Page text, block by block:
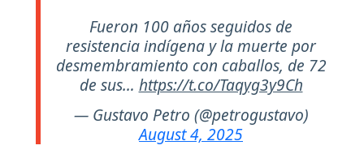
Fueron 100 años seguidos de
resistencia indígena y la muerte por
desmembramiento con caballos, de 72
de sus… https://t.co/Taqyg3y9Ch
— Gustavo Petro (@petrogustavo)
August 4, 2025